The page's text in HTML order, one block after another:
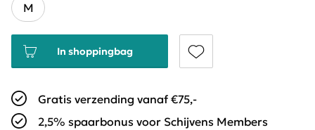
M
In shoppingbag
Gratis verzending vanaf €75,-
2,5% spaarbonus voor Schijvens Members